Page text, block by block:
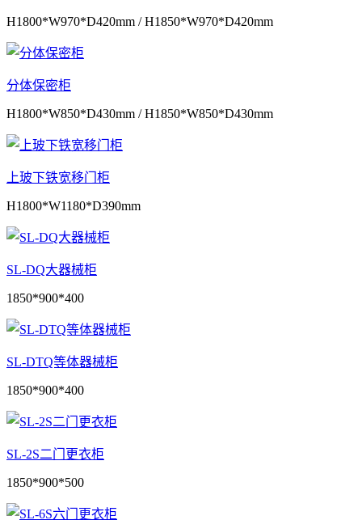
H1800*W970*D420mm / H1850*W970*D420mm
分体保密柜
H1800*W850*D430mm / H1850*W850*D430mm
上玻下铁宽移门柜
H1800*W1180*D390mm
SL-DQ大器械柜
1850*900*400
SL-DTQ等体器械柜
1850*900*400
SL-2S二门更衣柜
1850*900*500